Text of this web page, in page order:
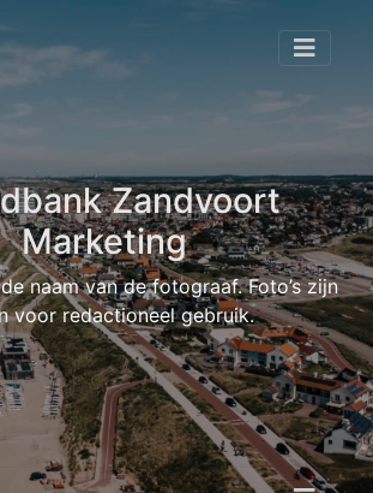
Zandvoort
Marketing
naam van de fotograaf. Foto’s zijn
voor redactioneel gebruik.